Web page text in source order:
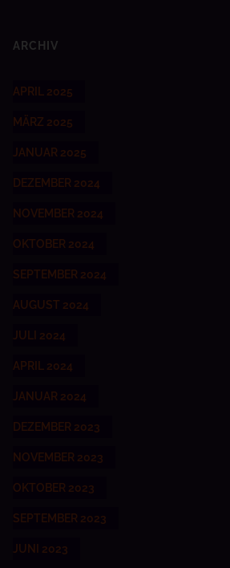
ARCHIV
APRIL 2025
MÄRZ 2025
JANUAR 2025
DEZEMBER 2024
NOVEMBER 2024
OKTOBER 2024
SEPTEMBER 2024
AUGUST 2024
JULI 2024
APRIL 2024
JANUAR 2024
DEZEMBER 2023
NOVEMBER 2023
OKTOBER 2023
SEPTEMBER 2023
JUNI 2023